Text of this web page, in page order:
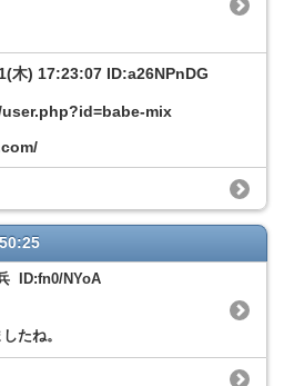
木) 17:23:07 ID:a26NPnDG
mix
ID:fn0/NYoA
たね。